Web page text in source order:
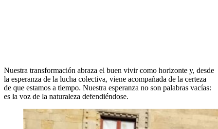
Nuestra transformación abraza el buen vivir como horizonte y, desde
la esperanza de la lucha colectiva, viene acompañada de la certeza
de que estamos a tiempo. Nuestra esperanza no son palabras vacías:
es la voz de la naturaleza defendiéndose.